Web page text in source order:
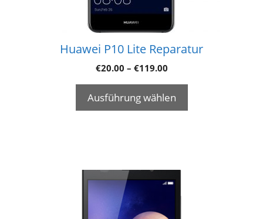
Huawei P10 Lite Reparatur
€20.00 – €119.00
Ausführung wählen